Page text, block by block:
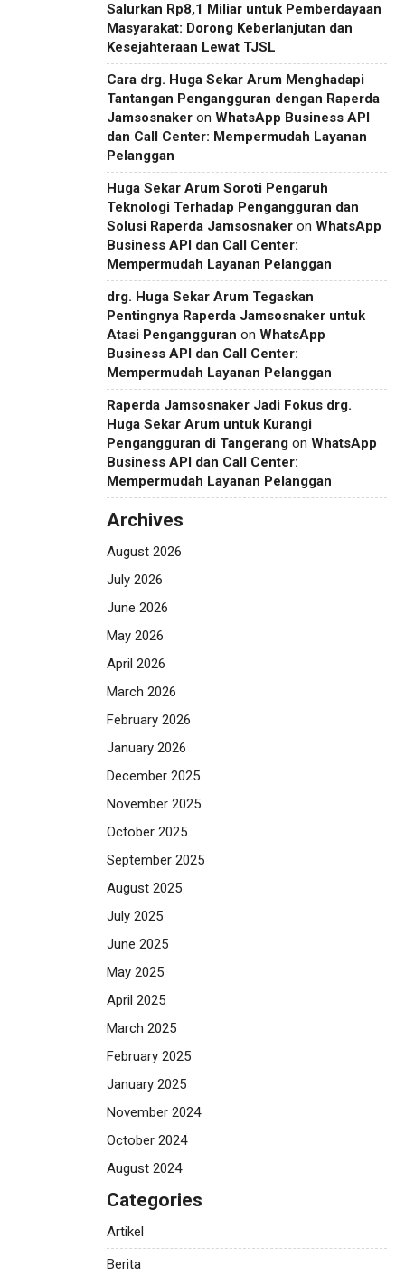
Salurkan Rp8,1 Miliar untuk Pemberdayaan
Masyarakat: Dorong Keberlanjutan dan
Kesejahteraan Lewat TJSL
Cara drg. Huga Sekar Arum Menghadapi
Tantangan Pengangguran dengan Raperda
Jamsosnaker on WhatsApp Business API
dan Call Center: Mempermudah Layanan
Pelanggan
Huga Sekar Arum Soroti Pengaruh
Teknologi Terhadap Pengangguran dan
Solusi Raperda Jamsosnaker on WhatsApp
Business API dan Call Center:
Mempermudah Layanan Pelanggan
drg. Huga Sekar Arum Tegaskan
Pentingnya Raperda Jamsosnaker untuk
Atasi Pengangguran on WhatsApp
Business API dan Call Center:
Mempermudah Layanan Pelanggan
Raperda Jamsosnaker Jadi Fokus drg.
Huga Sekar Arum untuk Kurangi
Pengangguran di Tangerang on WhatsApp
Business API dan Call Center:
Mempermudah Layanan Pelanggan
Archives
August 2026
July 2026
June 2026
May 2026
April 2026
March 2026
February 2026
January 2026
December 2025
November 2025
October 2025
September 2025
August 2025
July 2025
June 2025
May 2025
April 2025
March 2025
February 2025
January 2025
November 2024
October 2024
August 2024
Categories
Artikel
Berita